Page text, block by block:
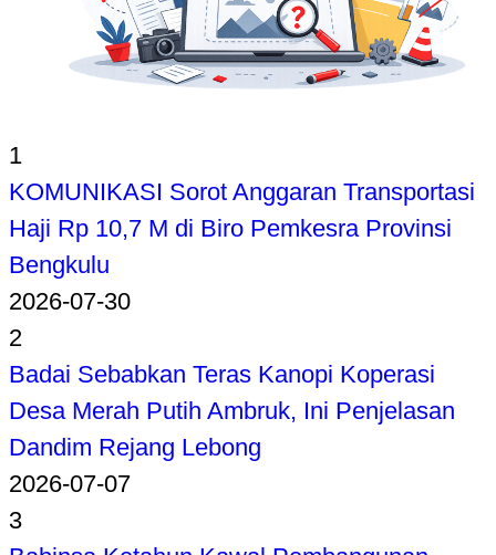
1
KOMUNIKASI Sorot Anggaran Transportasi
Haji Rp 10,7 M di Biro Pemkesra Provinsi
Bengkulu
2026-07-30
2
Badai Sebabkan Teras Kanopi Koperasi
Desa Merah Putih Ambruk, Ini Penjelasan
Dandim Rejang Lebong
2026-07-07
3